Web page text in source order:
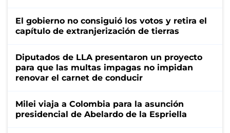
El gobierno no consiguió los votos y retira el
capítulo de extranjerización de tierras
Diputados de LLA presentaron un proyecto
para que las multas impagas no impidan
renovar el carnet de conducir
Milei viaja a Colombia para la asunción
presidencial de Abelardo de la Espriella